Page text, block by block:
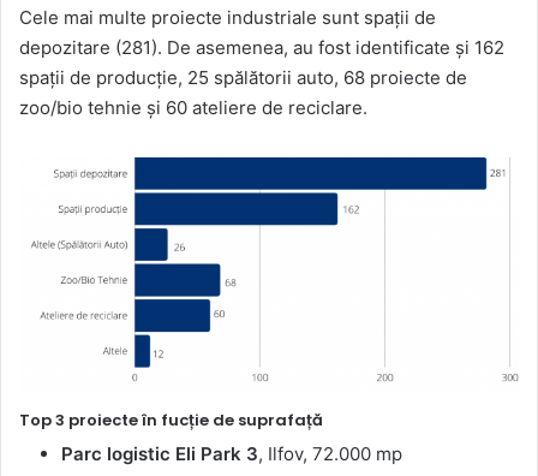
Cele mai multe proiecte industriale sunt spații de
depozitare (281). De asemenea, au fost identificate și 162
spații de producție, 25 spălătorii auto, 68 proiecte de
zoo/bio tehnie și 60 ateliere de reciclare.
Top 3 proiecte în fucție de suprafață
Parc logistic Eli Park 3, Ilfov, 72.000 mp